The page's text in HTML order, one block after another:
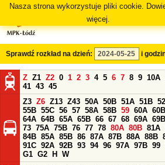
Nasza strona wykorzystuje pliki cookie.
więcej.
Sprawdź rozkład na dzień: i
Z Z1 Z2 0 1 2 3 4 5 6 7 8 9 10A
41 43 45
Z3 Z6 Z13 Z43 50A 50B 51A 51B 52
55B 55C 56 57 58A 58B 59 60A 60B
64A 64B 65A 65B 66 67 68 69A 69B
73 75A 75B 76 77 78 80A 80B 81A
84B 85A 85B 86 87A 87B 88A 88B
91C 92A 92B 93 94 96 97A 97B 99
G1 G2 H
W